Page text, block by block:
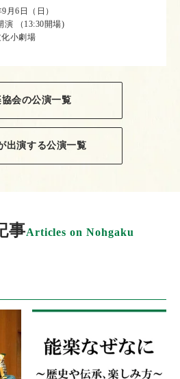
月6日（日）
演 （13:30開場)
小劇場
会の公演一覧
出演する公演一覧
事Articles on Nohgaku